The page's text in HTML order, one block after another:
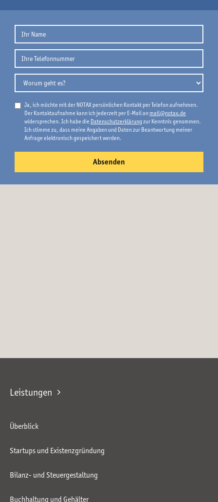
Ja, ich möchte mit der NOTAX persönlichen Kontakt per Telefon aufnehmen.
Der Kontaktaufnahme kann ich jederzeit per E-Mail an mail@notax.de
widersprechen. Ich habe die Datenschutzerklärungzur Kenntnis genommen.
Ich stimme zu, dass meine Angaben und Daten zur Beantwortung meiner
Anfrage elektronisch gespeichert werden.
Leistungen
Überblick
Startups und Existenzgründung
Bilanz- und Steuergestaltung
Buchhaltung und Gehälter